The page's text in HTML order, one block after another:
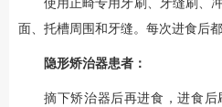
使用正畸专用牙刷、牙缝刷、
面、托槽周围和牙缝。每次进食后都
隐形矫治器患者：
摘下矫治器后再进食，进食